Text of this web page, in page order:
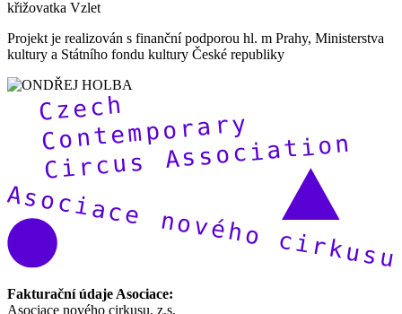
křižovatka Vzlet
Projekt je realizován s finanční podporou hl. m Prahy, Ministerstva
kultury a Státního fondu kultury České republiky
Fakturační údaje Asociace:
Asociace nového cirkusu, z.s.